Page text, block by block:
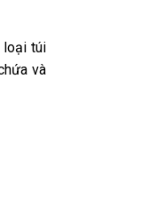
loại túi
và